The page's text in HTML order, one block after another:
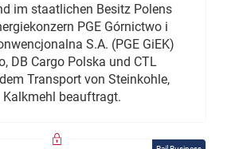
im staatlichen Besitz Polens
PGE Górnictwo i
S.A. (PGE GiEK)
DB Cargo Polska und CTL
Transport von Steinkohle,
beauftragt.